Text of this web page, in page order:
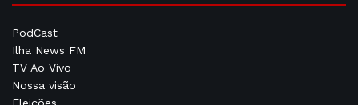
PodCast
Ilha News FM
TV Ao Vivo
Nossa visão
Eleições